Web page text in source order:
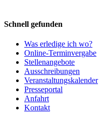
Schnell gefunden
Was erledige ich wo?
Online-Terminvergabe
Stellenangebote
Ausschreibungen
Veranstaltungskalender
Presseportal
Anfahrt
Kontakt